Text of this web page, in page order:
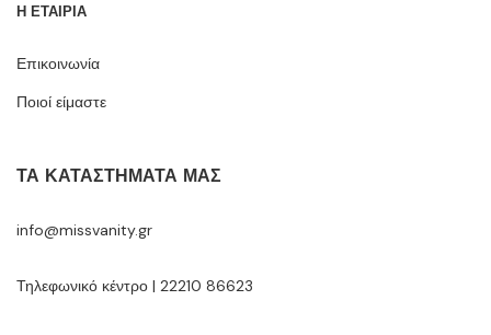
Η ΕΤΑΙΡΙΑ
Επικοινωνία
Ποιοί είμαστε
ΤΑ ΚΑΤΑΣΤΉΜΑΤΆ ΜΑΣ
info@missvanity.gr
Τηλεφωνικό κέντρο | 22210 86623